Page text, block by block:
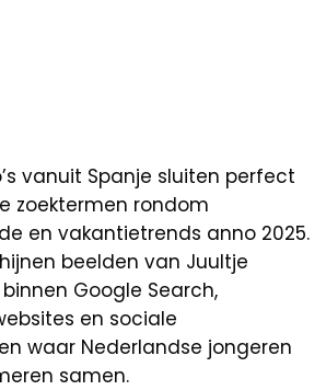
vanuit Spanje sluiten perfect
zoektermen rondom
en vakantietrends anno 2025.
beelden van Juultje
Google Search,
en sociale
waar Nederlandse jongeren
samen.